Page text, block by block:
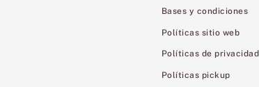
Bases y condiciones
Políticas sitio web
Políticas de privacidad
Políticas pickup